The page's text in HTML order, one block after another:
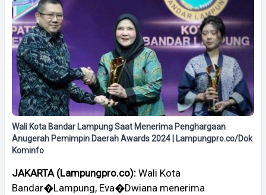
Wali Kota Bandar Lampung Saat Menerima Penghargaan
Anugerah Pemimpin Daerah Awards 2024 | Lampungpro.co/Dok
Kominfo
JAKARTA (Lampungpro.co): Wali Kota
Bandar�Lampung, Eva�Dwiana menerima